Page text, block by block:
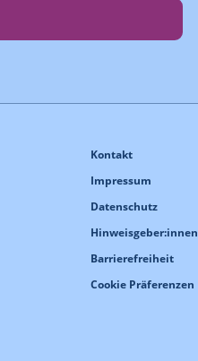
Kontakt
Impressum
Datenschutz
Hinweisgeber:innen
Barrierefreiheit
Cookie Präferenzen